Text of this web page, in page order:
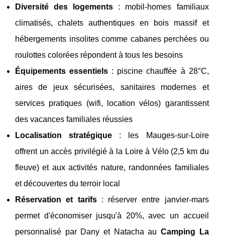
Diversité des logements : mobil-homes familiaux
climatisés, chalets authentiques en bois massif et
hébergements insolites comme cabanes perchées ou
roulottes colorées répondent à tous les besoins
Équipements essentiels : piscine chauffée à 28°C,
aires de jeux sécurisées, sanitaires modernes et
services pratiques (wifi, location vélos) garantissent
des vacances familiales réussies
Localisation stratégique : les Mauges-sur-Loire
offrent un accès privilégié à la Loire à Vélo (2,5 km du
fleuve) et aux activités nature, randonnées familiales
et découvertes du terroir local
Réservation et tarifs: réserver entre janvier-mars
permet d'économiser jusqu'à 20%, avec un accueil
personnalisé par Dany et Natacha au Camping La